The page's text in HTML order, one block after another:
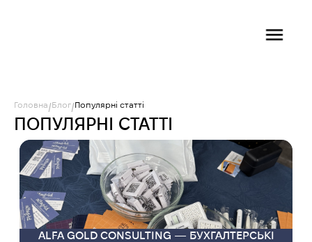
Головна/Блог/Популярні статті
ПОПУЛЯРНІ СТАТТІ
ALFA GOLD CONSULTING — БУХГАЛТЕРСЬКІ